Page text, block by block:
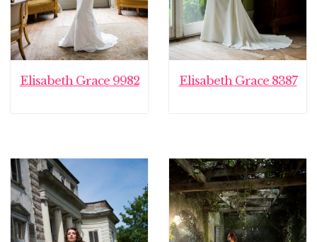
Elisabeth Grace 9982 Elisabeth Grace 8387